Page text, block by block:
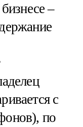
–
с
по